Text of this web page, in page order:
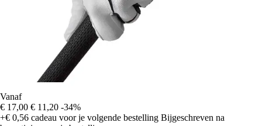
Vanaf
€ 17,00 € 11,20 -34%
+€ 0,56 cadeau voor je volgende bestelling Bijgeschreven na